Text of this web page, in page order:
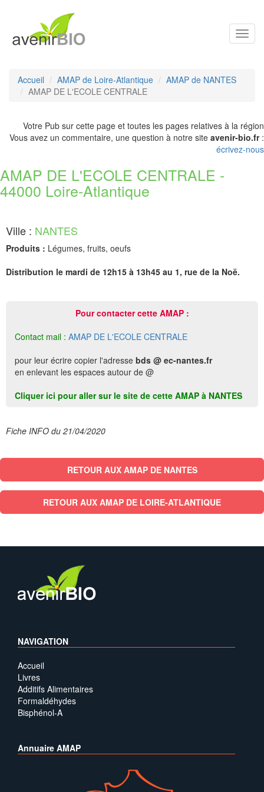
Accueil AMAP de Loire-Atlantique
AMAP de NANTES
AMAP DE L'ECOLE CENTRALE
Votre Pub sur cette page et toutes les pages relatives à la région
Vous avez un commentaire, une question à notre site avenir-bio.fr:
écrivez-nous
AMAP DE L'ECOLE CENTRALE -
44000 Loire-Atlantique
Ville : NANTES
Produits : Légumes, fruits, oeufs
Distribution le mardi de 12h15 à 13h45 au 1, rue de la Noë.
Pour contacter cette AMAP :
Contact mail : AMAP DE L'ECOLE CENTRALE
pour leur écrire copier l'adresse bds @ ec-nantes.fr
en enlevant les espaces autour de @
Cliquer ici pour aller sur le site de cette AMAP à NANTES
Fiche INFO du 21/04/2020
RETOUR AUX AMAP DE NANTES
RETOUR AUX AMAP DE LOIRE-ATLANTIQUE
NAVIGATION
Accueil
Livres
Additifs Alimentaires
Formaldéhydes
Bisphénol-A
Annuaire AMAP